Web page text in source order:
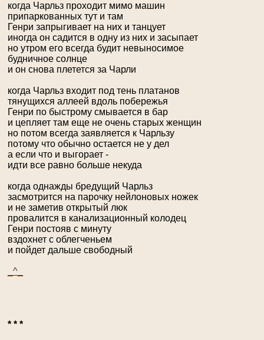
когда Чарльз проходит мимо машин
припаркованных тут и там
Генри запрыгивает на них и танцует
иногда он садится в одну из них и засыпает
но утром его всегда будит невыносимое
будничное солнце
и он снова плетется за Чарли
когда Чарльз входит под тень платанов
тянущихся аллеей вдоль побережья
Генри по быстрому смывается в бар
и цепляет там еще не очень старых женщин
но потом всегда заявляется к Чарльзу
потому что обычно остается не у дел
а если что и выгорает -
идти все равно больше некуда
когда однажды бредущий Чарльз
засмотрится на парочку нейлоновых ножек
и не заметив открытый люк
провалится в канализационный колодец
Генри постояв с минуту
вздохнет с облегченьем
и пойдет дальше свободный
_^_
* * *